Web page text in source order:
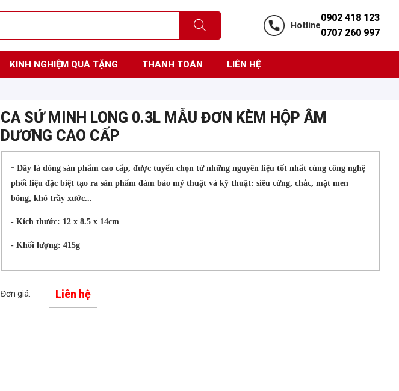
Hotline
0902 418 123
0707 260 997
KINH NGHIỆM QUÀ TẶNG THANH TOÁN LIÊN HỆ
CA SỨ MINH LONG 0.3L MẪU ĐƠN KÈM HỘP ÂM
DƯƠNG CAO CẤP
- Đây là dòng sản phẩm cao cấp, được tuyển chọn từ những nguyên liệu tốt nhất cùng công nghệ
phối liệu đặc biệt tạo ra sản phẩm đảm bảo mỹ thuật và kỹ thuật: siêu cứng, chắc, mặt men
bóng, khó trầy xước...
- Kích thước: 12 x 8.5 x 14cm
- Khối lượng: 415g
Đơn giá: Liên hệ